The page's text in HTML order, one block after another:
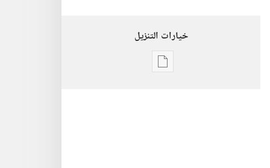
خيارات التنزيل
خيارات